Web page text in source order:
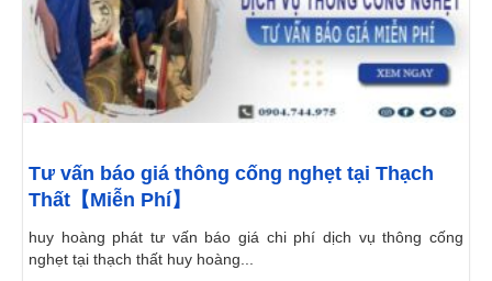
Tư vấn báo giá thông cống nghẹt tại Thạch
Thất【Miễn Phí】
huy hoàng phát tư vấn báo giá chi phí dịch vụ thông cống
nghẹt tại thạch thất huy hoàng...